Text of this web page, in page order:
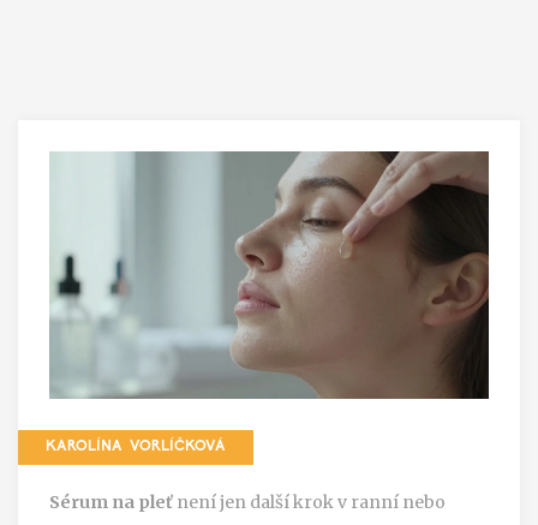
KAROLÍNA VORLÍČKOVÁ
Sérum na pleť není jen další krok v ranní nebo